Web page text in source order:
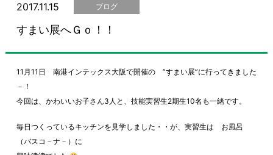
2017.11.15 ブログ
すまい展へＧｏ！！
11月11日 南港インテックス大阪で開催の ”すまい展”に行ってきました
－！
今回は、かわいいお子さん3人と、技能実習生2期生10名も一緒です。
毎日つくっているキッチンを見学しました・・が、実習生は お風呂
（バスコ－ナ－）に